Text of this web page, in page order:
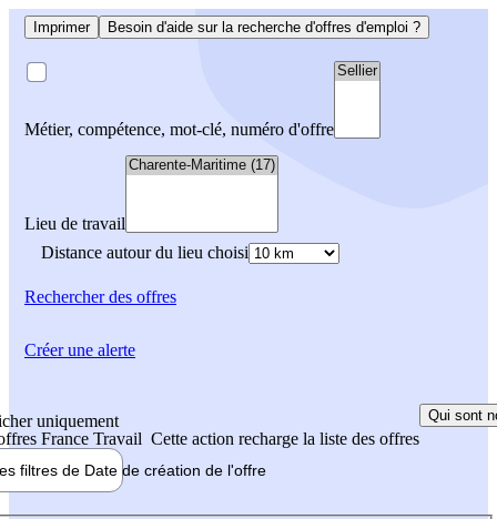
Imprimer Besoin d'aide sur la recherche d'offres d'emploi ?
Métier, compétence, mot-clé, numéro d'offre
Lieu de travail
Distance autour du lieu choisi
Rechercherdes offres
uniquement
France Travail Cette action recharge la liste des offres
Qui sont
filtres de Date de création de l'offre
Créer une alerte